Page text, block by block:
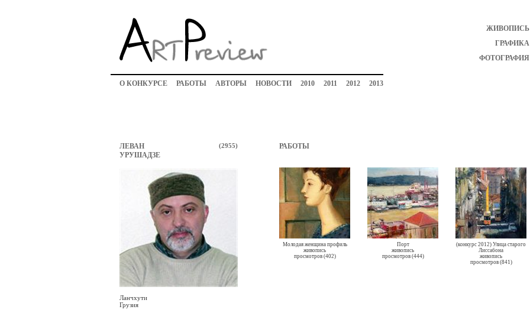
ЖИВОПИСЬ
ГРАФИКА
ФОТОГРАФИЯ
О КОНКУРСЕ РАБОТЫ АВТОРЫ НОВОСТИ 2010 2011 2012 2013
(2955)
ЛЕВАН
УРУШАДЗЕ
Ланчхути
Грузия
РАБОТЫ
Молодая женщина профиль
живопись
просмотров (402)
Порт
живопись
просмотров (444)
(конкурс 2012) Улица старого
Лиссабона
живопись
просмотров (841)